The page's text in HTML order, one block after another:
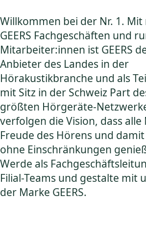
Willkommen bei der Nr. 1. Mit
GEERS Fachgeschäften und
Mitarbeiter:innen ist GEERS
Anbieter des Landes in der
Hörakustikbranche und als
mit Sitz in der Schweiz Part
größten Hörgeräte-
verfolgen die Vision, dass alle
Freude des Hörens und
ohne Einschränkungen
Werde als
Filial-Teams und gestalte mit
der Marke GEERS.